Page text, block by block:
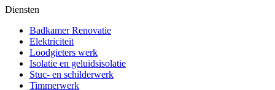
Diensten
Badkamer Renovatie
Elektriciteit
Loodgieters werk
Isolatie en geluidsisolatie
Stuc- en schilderwerk
Timmerwerk